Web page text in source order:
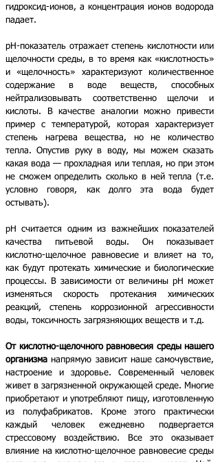
гидроксид-ионов, а концентрация ионов водорода
падает.
рН-показатель отражает степень кислотности или
щелочности среды, в то время как «кислотность»
и «щелочность» характеризуют количественное
содержание в воде веществ, способных
нейтрализовывать соответственно щелочи и
кислоты. В качестве аналогии можно привести
пример с температурой, которая характеризует
степень нагрева вещества, но не количество
тепла. Опустив руку в воду, мы можем сказать
какая вода — прохладная или теплая, но при этом
не сможем определить сколько в ней тепла (т.е.
условно говоря, как долго эта вода будет
остывать).
pH считается одним из важнейших показателей
качества питьевой воды. Он показывает
кислотно-щелочное равновесие и влияет на то,
как будут протекать химические и биологические
процессы. В зависимости от величины pH может
изменяться скорость протекания химических
реакций, степень коррозионной агрессивности
воды, токсичность загрязняющих веществ и т.д.
От кислотно-щелочного равновесия среды нашего
организма напрямую зависит наше самочувствие,
настроение и здоровье. Современный человек
живет в загрязненной окружающей среде. Многие
приобретают и употребляют пищу, изготовленную
из полуфабрикатов. Кроме этого практически
каждый человек ежедневно подвергается
стрессовому воздействию. Все это оказывает
влияние на кислотно-щелочное равновесие среды